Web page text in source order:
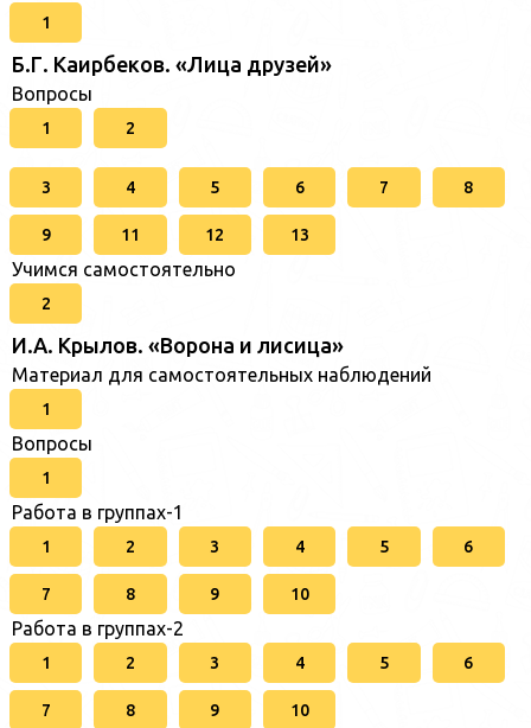
1
Б.Г. Каирбеков. «Лица друзей»
Вопросы
1 2
3 4 5 6 7 8
9 11 12 13
Учимся самостоятельно
2
И.А. Крылов. «Ворона и лисица»
Материал для самостоятельных наблюдений
1
Вопросы
1
Работа в группах-1
1 2 3 4 5 6
7 8 9 10
Работа в группах-2
1 2 3 4 5 6
7 8 9 10